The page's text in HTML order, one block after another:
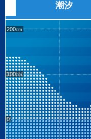
潮汐
200
100
0